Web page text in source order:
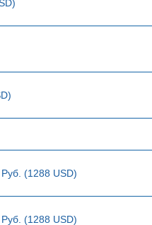
(1288 USD)
(1288 USD)